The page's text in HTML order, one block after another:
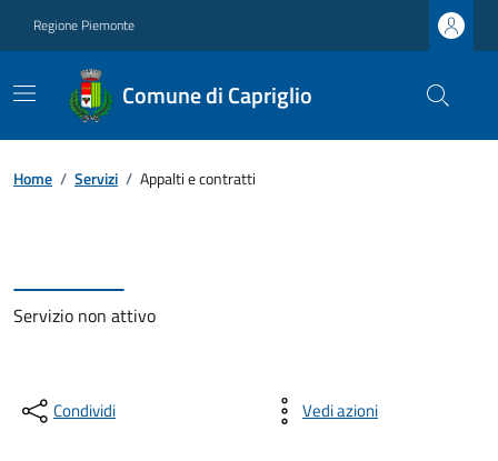
Regione Piemonte
Comune di Capriglio
Home / Servizi / Appalti e contratti
Servizio non attivo
Condividi Vedi azioni